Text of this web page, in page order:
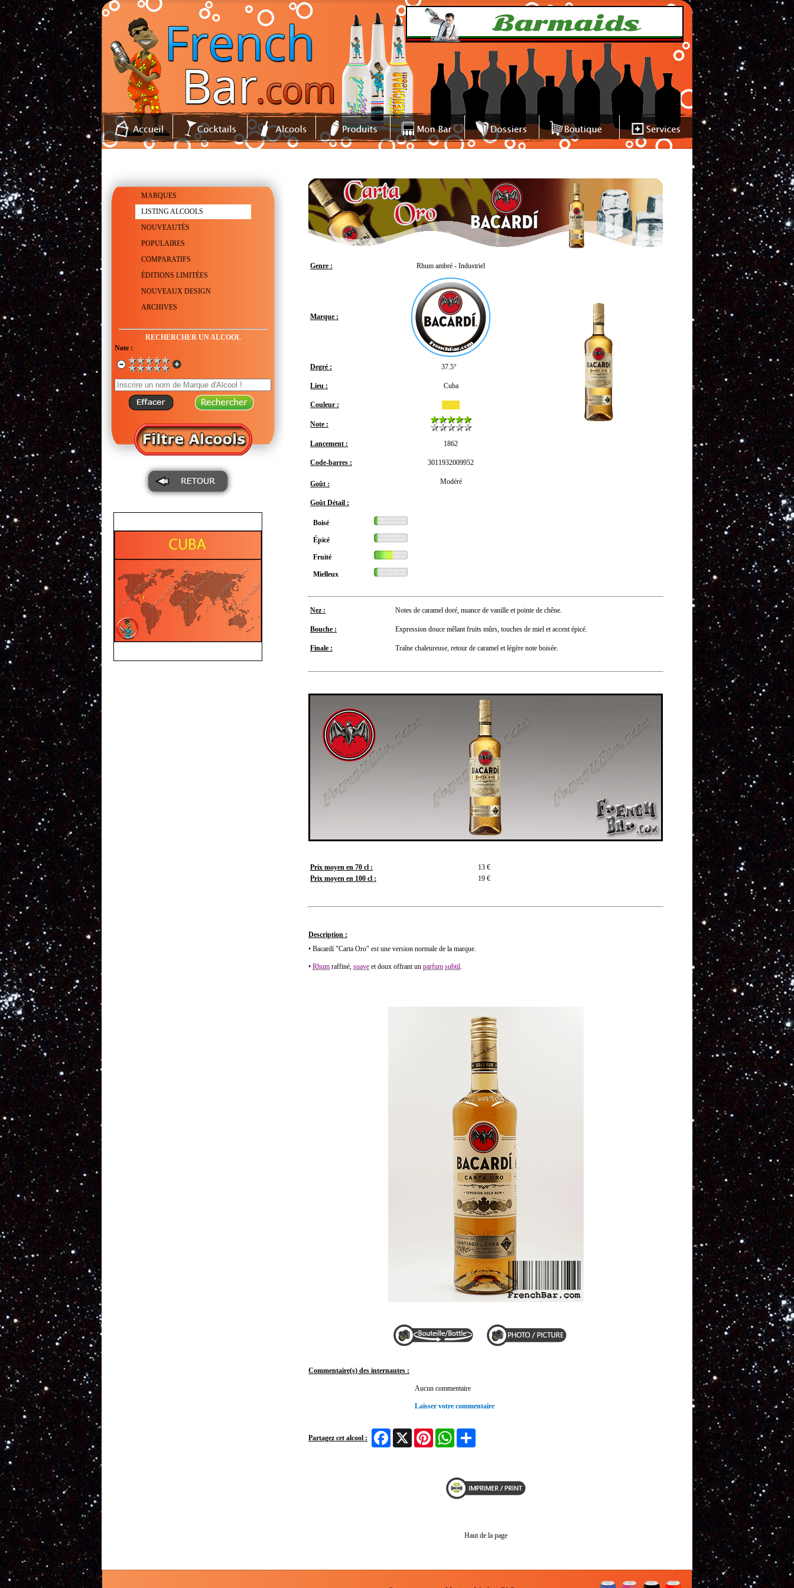
MARQUES
LISTING ALCOOLS
NOUVEAUTÉS
POPULAIRES
COMPARATIFS
ÉDITIONS LIMITÉES
NOUVEAUX DESIGN
ARCHIVES
RECHERCHER UN ALCOOL
Note :
Genre : Rhum ambré - Industriel
Marque :
Degré : 37.5°
Lieu : Cuba
Couleur :
Note :
Lancement : 1862
Code-barres : 3011932009952
Goût : Modéré
Goût Détail :
Boisé
Épicé
Fruité
Mielleux
Nez : Notes de caramel doré, nuance de vanille et pointe de chêne.
Bouche : Expression douce mêlant fruits mûrs, touches de miel et accent épicé.
Finale : Traîne chaleureuse, retour de caramel et légère note boisée.
Prix moyen en 70 cl :
13 €
Prix moyen en 100 cl :
19 €
Description :
• Bacardí "Carta Oro" est une version normale de la marque.
• Rhum raffiné, suave et doux offrant un parfum subtil.
Commentaire(s) des internautes :
Aucun commentaire
Laisser votre commentaire
Partagez cet alcool :
FacebookX Pinterest WhatsApp
Haut de la page